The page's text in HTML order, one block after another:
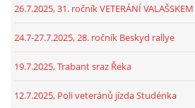
26.7.2025, 31. ročník VETERÁNÍ VALAŠSKEM
24.7-27.7.2025, 28. ročník Beskyd rallye
19.7.2025, Trabant sraz Řeka
12.7.2025, Poli veteránů jízda Studénka